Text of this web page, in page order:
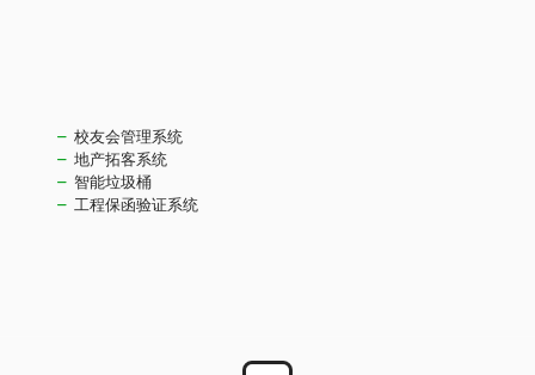
校友会管理系统
地产拓客系统
智能垃圾桶
工程保函验证系统